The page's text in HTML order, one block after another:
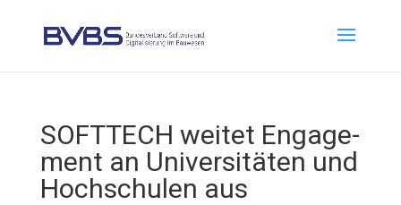
SOFTTECH wei­tet Enga­ge­
ment an Uni­ver­si­tä­ten und
Hoch­schu­len aus